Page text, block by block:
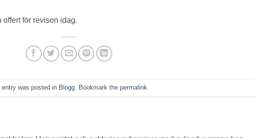
för revison idag.
entry was posted in Blogg. Bookmark the permalink.